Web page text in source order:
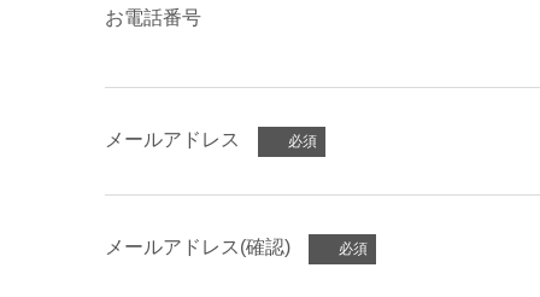
お電話番号
メールアドレス
メールアドレス(確認)